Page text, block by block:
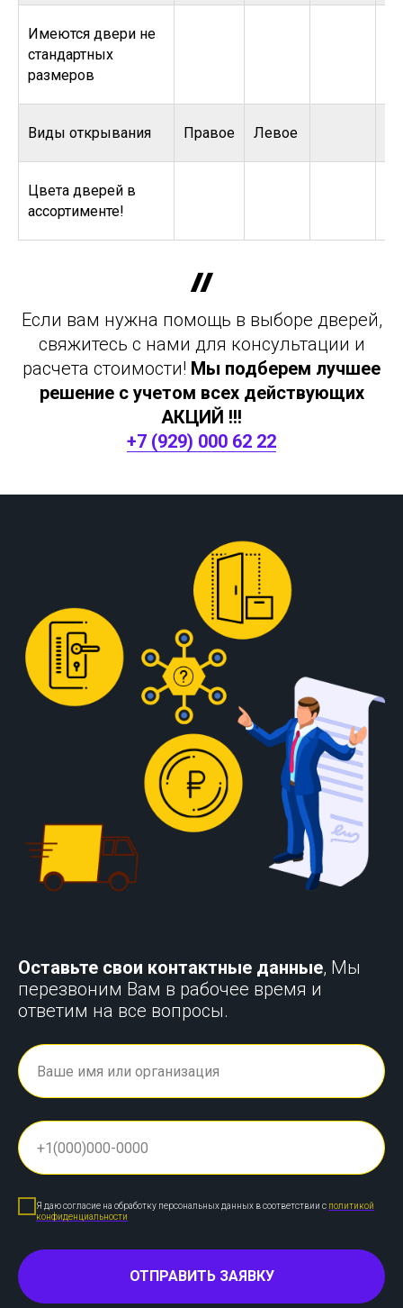
Имеются двери не
стандартных
размеров
Виды открывания Правое Левое
Цвета дверей в
ассортименте!
Если вам нужна помощь в выборе дверей,
свяжитесь с нами для консультации и
расчета стоимости! Мы подберем лучшее
решение с учетом всех действующих
АКЦИЙ !!!
+7 (929) 000 62 22
Оставьте свои контактные данные, Мы
перезвоним Вам в рабочее время и
ответим на все вопросы.
Я даю согласие на обработку персональных данных в соответствии с политикой
конфиденциальности
ОТПРАВИТЬ ЗАЯВКУ